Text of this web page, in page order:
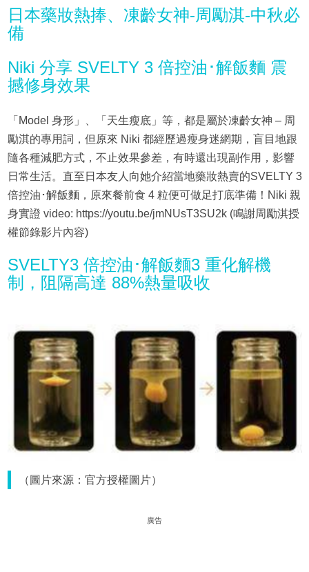
日本藥妝熱捧、凍齡女神-周勵淇-中秋必
備
Niki 分享 SVELTY 3 倍控油･解飯麵 震
撼修身效果
「Model 身形」、「天生瘦底」等，都是屬於凍齡女神 – 周
勵淇的專用詞，但原來 Niki 都經歷過瘦身迷網期，盲目地跟
隨各種減肥方式，不止效果參差，有時還出現副作用，影響
日常生活。直至日本友人向她介紹當地藥妝熱賣的SVELTY 3
倍控油･解飯麵，原來餐前食 4 粒便可做足打底準備！Niki 親
身實證 video: https://youtu.be/jmNUsT3SU2k (鳴謝周勵淇授
權節錄影片內容)
SVELTY3 倍控油･解飯麵3 重化解機
制，阻隔高達 88%熱量吸收
（圖片來源：官方授權圖片）
廣告